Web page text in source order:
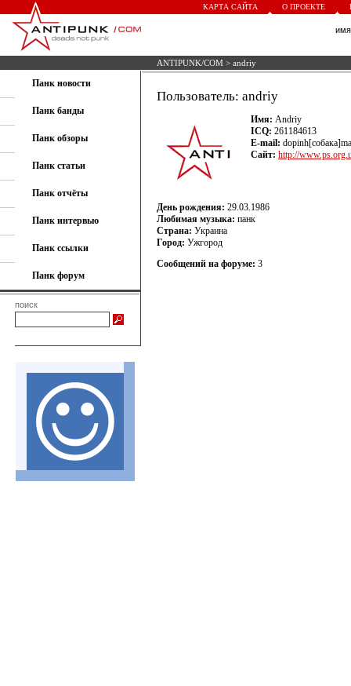
КАРТА САЙТА О ПРОЕКТЕ
ANTIPUNK/COM > andriy
Панк новости
Панк банды
Панк обзоры
Панк статьи
Панк отчёты
Панк интервью
Панк ссылки
Панк форум
поиск
Пользователь: andriy
Имя: Andriy
ICQ: 261184613
E-mail:
Сайт: http://
День рождения: 29.03.1986
Любимая музыка: панк
Страна: Украина
Город: Ужгород
Сообщений на форуме: 3